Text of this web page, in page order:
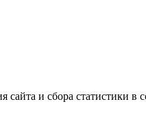
сайта и сбора статистики